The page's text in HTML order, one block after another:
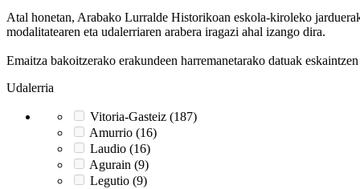
Atal honetan, Arabako Lurralde Historikoan eskola-kiroleko
modalitatearen eta udalerriaren arabera iragazi ahal izango dira.
Emaitza bakoitzerako erakundeen harremanetarako datuak
Udalerria
Vitoria-Gasteiz (187)
Amurrio (16)
Laudio (16)
Agurain (9)
Legutio (9)